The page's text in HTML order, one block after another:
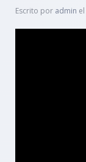
Escrito por admin el